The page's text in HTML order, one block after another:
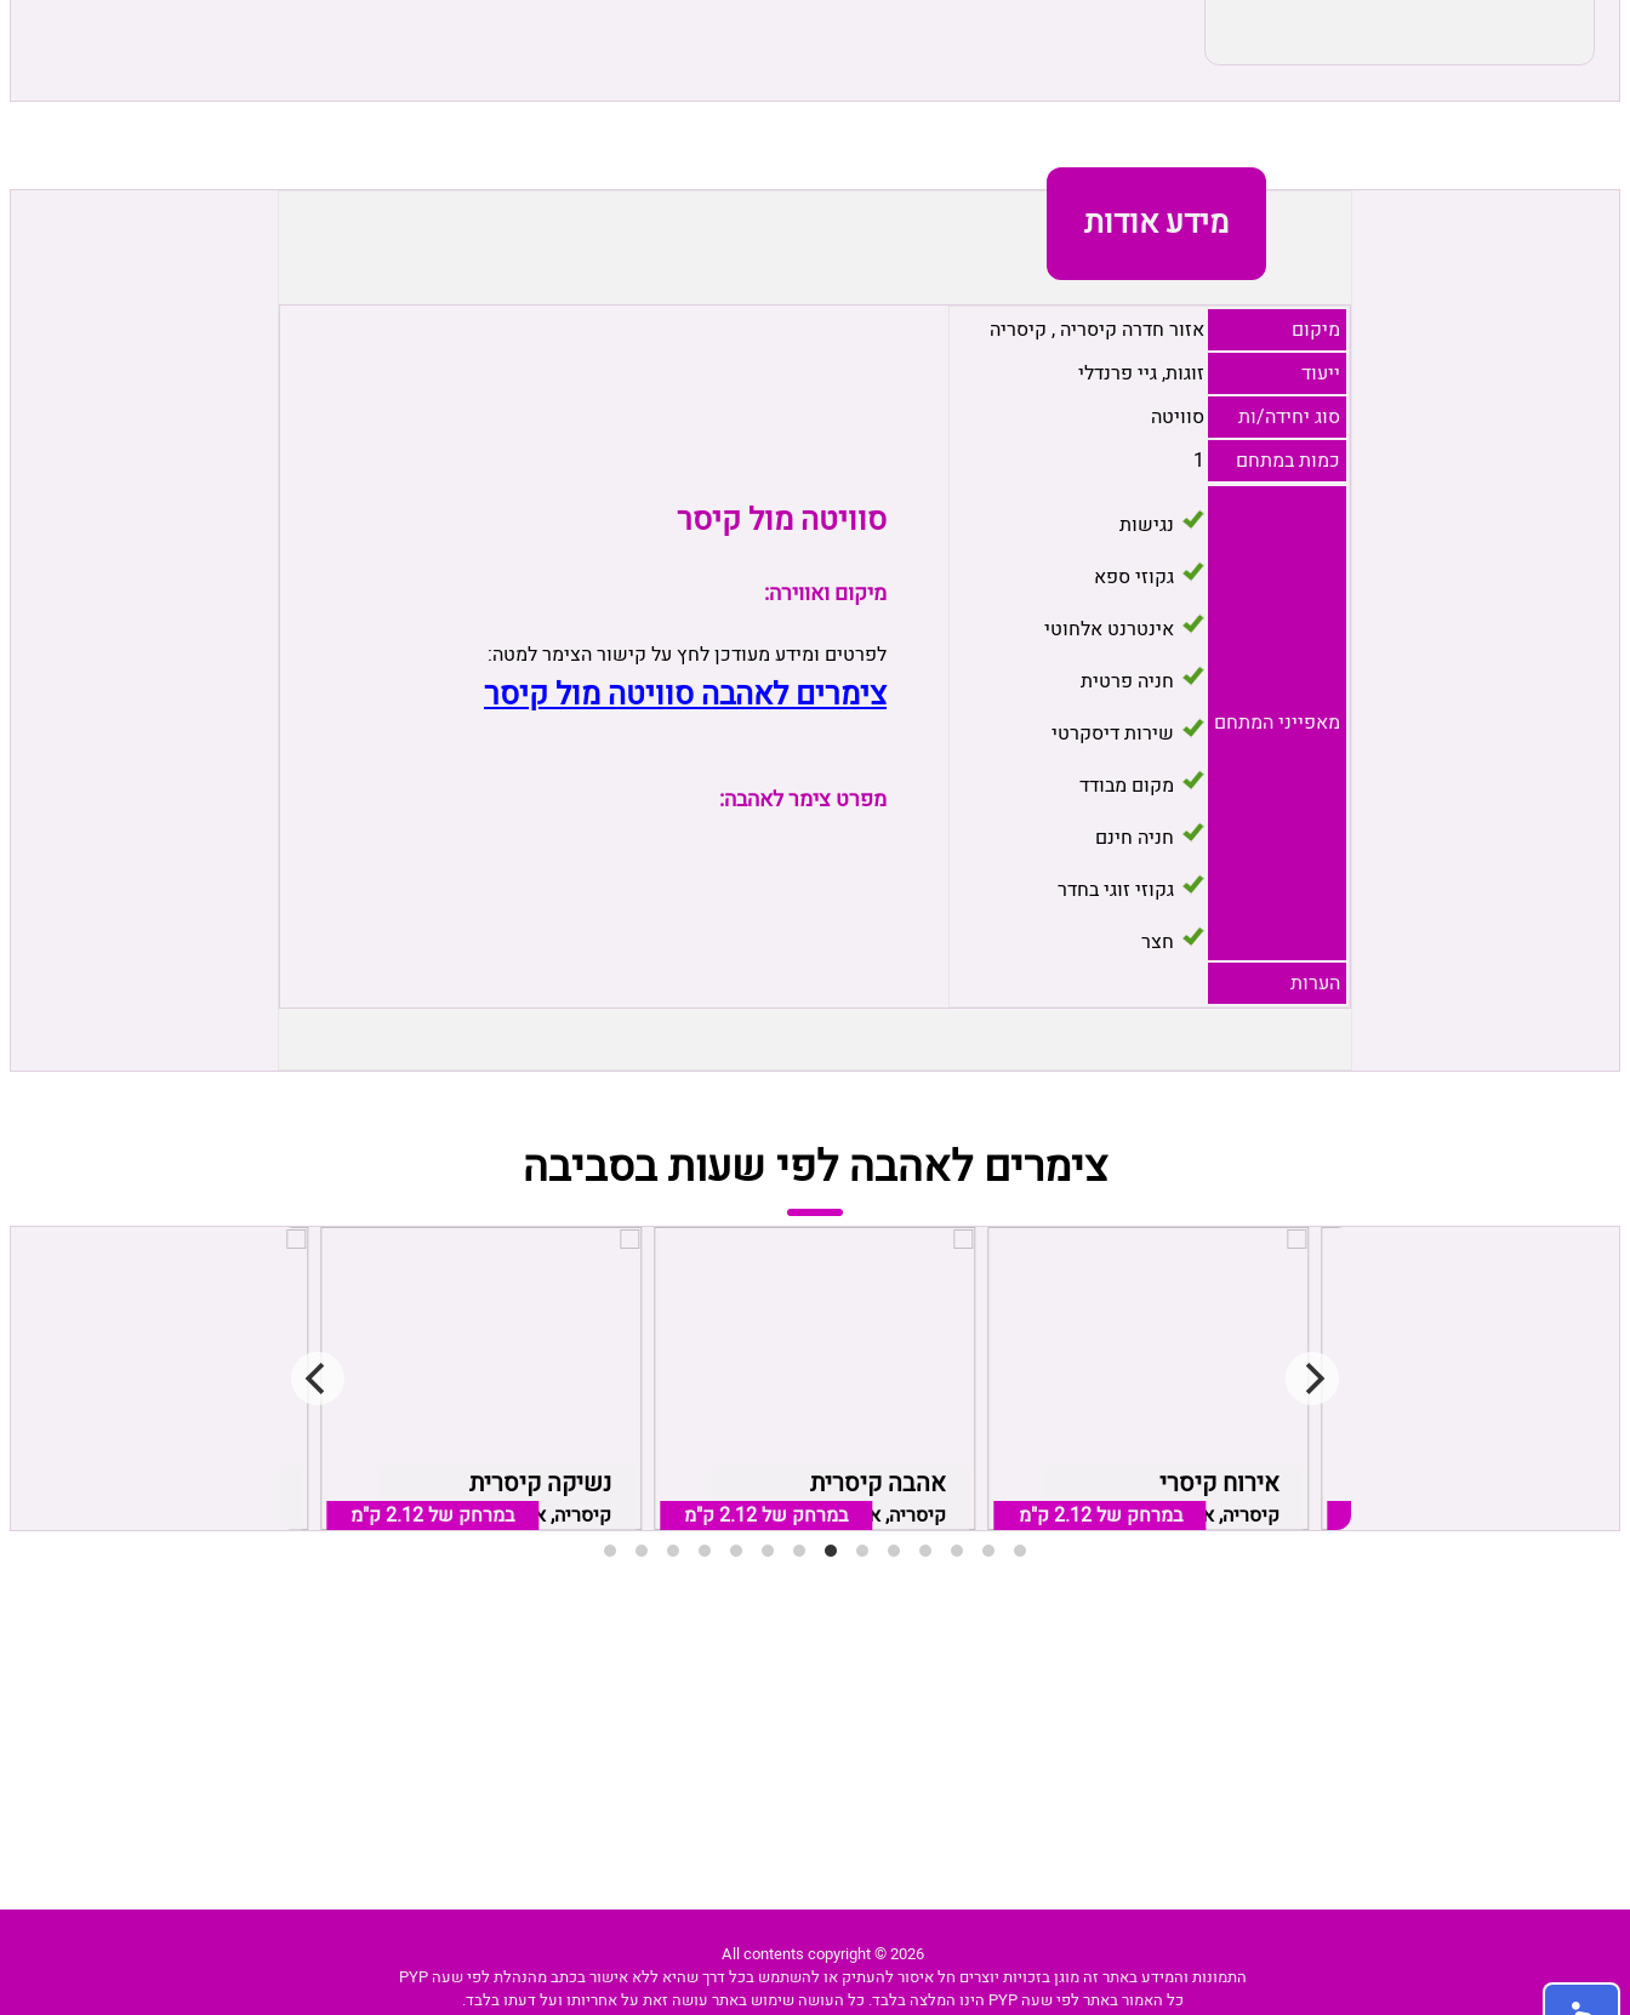
מידע אודות
מיקום אזור חדרה קיסריה , קיסריה
ייעוד
זוגות, גיי פרנדלי
סוג יחידה/ות
סוויטה
כמות במתחם
1
מאפייני המתחם
נגישות
גקוזי ספא
אינטרנט אלחוטי
חניה פרטית
שירות דיסקרטי
מקום מבודד
חניה חינם
גקוזי זוגי בחדר
חצר
הערות
סוויטה מול קיסר
מיקום ואווירה:
לפרטים ומידע מעודכן לחץ על קישור הצימר למטה:
צימרים לאהבה סוויטה מול קיסר
מפרט צימר לאהבה:
צימרים לאהבה לפי שעות בסביבה
נשיקה קיסרית
קיסריה, אזור חדרה קיסריה
במרחק של2.12 ק"מ
אהבה קיסרית
קיסריה, אזור חדרה קיסריה
במרחק של2.12 ק"מ
אירוח קיסרי
קיסריה, אזור חדרה קיסריה
במרחק של2.12 ק"מ
All contents copyright © 2026
התמונות והמידע באתר זה מוגן בזכויות יוצרים חל איסור להעתיק או להשתמש בכל דרך שהיא ללא אישור בכתב מהנהלת לפי שעה PYP
כל האמור באתר לפי שעה PYP הינו המלצה בלבד. כל העושה שימוש באתר עושה זאת על אחריותו ועל דעתו בלבד.